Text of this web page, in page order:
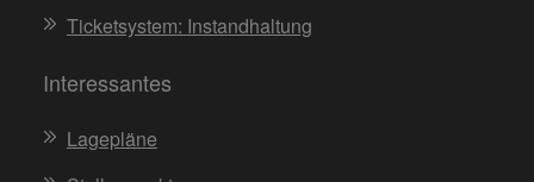
Ticketsystem: Instandhaltung
Interessantes
Lagepläne